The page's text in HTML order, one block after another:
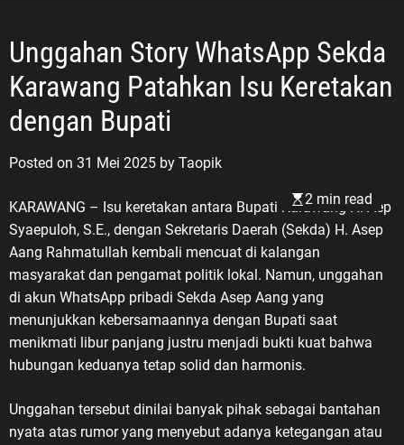
Unggahan Story WhatsApp Sekda
Karawang Patahkan Isu Keretakan
dengan Bupati
Posted on 31 Mei 2025 by Taopik
2 min read
KARAWANG – Isu keretakan antara Bupati Karawang H. Aep
Syaepuloh, S.E., dengan Sekretaris Daerah (Sekda) H. Asep
Aang Rahmatullah kembali mencuat di kalangan
masyarakat dan pengamat politik lokal. Namun, unggahan
di akun WhatsApp pribadi Sekda Asep Aang yang
menunjukkan kebersamaannya dengan Bupati saat
menikmati libur panjang justru menjadi bukti kuat bahwa
hubungan keduanya tetap solid dan harmonis.
Unggahan tersebut dinilai banyak pihak sebagai bantahan
nyata atas rumor yang menyebut adanya ketegangan atau